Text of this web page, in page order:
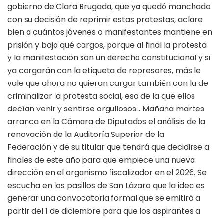
gobierno de Clara Brugada, que ya quedó manchado
con su decisión de reprimir estas protestas, aclare
bien a cuántos jóvenes o manifestantes mantiene en
prisión y bajo qué cargos, porque al final la protesta
y la manifestación son un derecho constitucional y si
ya cargarán con la etiqueta de represores, más le
vale que ahora no quieran cargar también con la de
criminalizar la protesta social, esa de la que ellos
decían venir y sentirse orgullosos… Mañana martes
arranca en la Cámara de Diputados el análisis de la
renovación de la Auditoría Superior de la
Federación y de su titular que tendrá que decidirse a
finales de este año para que empiece una nueva
dirección en el organismo fiscalizador en el 2026. Se
escucha en los pasillos de San Lázaro que la idea es
generar una convocatoria formal que se emitirá a
partir del 1 de diciembre para que los aspirantes a